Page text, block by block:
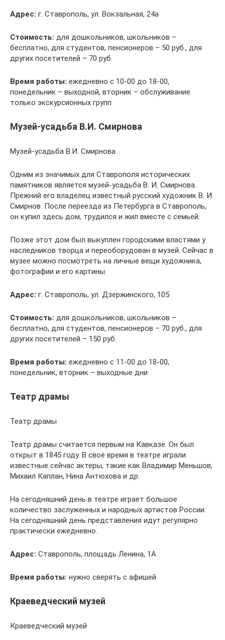
Адрес: г. Ставрополь, ул. Вокзальная, 24а
Стоимость: для дошкольников, школьников –
бесплатно, для студентов, пенсионеров – 50 руб., для
других посетителей – 70 руб.
Время работы: ежедневно с 10-00 до 18-00,
понедельник – выходной, вторник – обслуживание
только экскурсионных групп
Музей-усадьба В.И. Смирнова
Музей-усадьба В.И. Смирнова
Одним из значимых для Ставрополя исторических
памятников является музей-усадьба В. И. Смирнова.
Прежний его владелец известный русский художник В. И.
Смирнов. После переезда из Петербурга в Ставрополь,
он купил здесь дом, трудился и жил вместе с семьей.
Позже этот дом был выкуплен городскими властями у
наследников творца и переоборудован в музей. Сейчас в
музее можно посмотреть на личные вещи художника,
фотографии и его картины.
Адрес: г. Ставрополь, ул. Дзержинского, 105
Стоимость: для дошкольников, школьников –
бесплатно, для студентов, пенсионеров – 70 руб., для
других посетителей – 150 руб.
Время работы: ежедневно с 11-00 до 18-00,
понедельник, вторник – выходные дни
Театр драмы
Театр драмы
Театр драмы считается первым на Кавказе. Он был
открыт в 1845 году. В своё время в театре играли
известные сейчас актеры, такие как Владимир Меньшов,
Михаил Каплан, Нина Антюхова и др.
На сегодняшний день в театре играет большое
количество заслуженных и народных артистов России.
На сегодняшний день представления идут регулярно
практически ежедневно.
Адрес: Ставрополь, площадь Ленина, 1А
Время работы: нужно сверять с афишей
Краеведческий музей
Краеведческий музей